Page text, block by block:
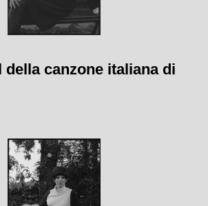
della canzone italiana di